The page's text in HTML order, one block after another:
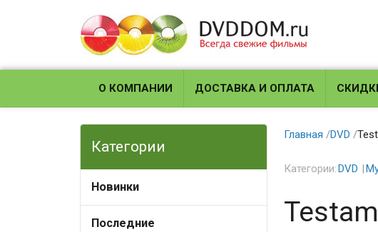
О КОМПАНИИ ДОСТАВКА И ОПЛАТА
Категории
Новинки
Последние
Главная /DVD /
Категории:DVD